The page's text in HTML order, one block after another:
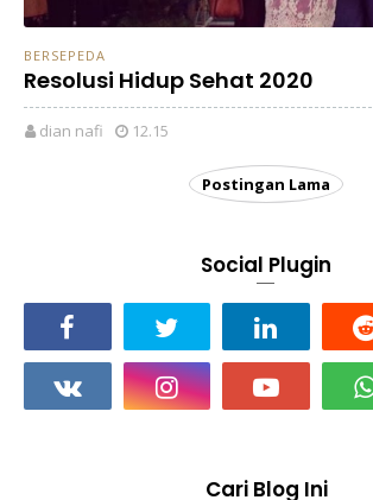
BERSEPEDA
Resolusi Hidup Sehat 2020
dian nafi 12.15
Postingan Lama
Social Plugin
Cari Blog Ini